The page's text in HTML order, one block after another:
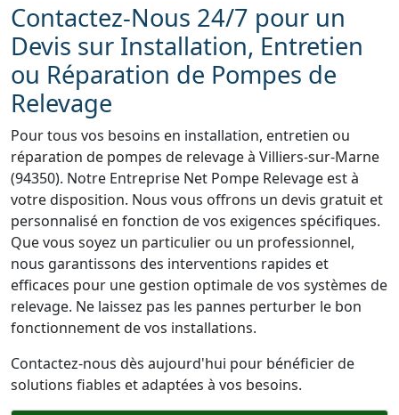
Contactez-Nous 24/7 pour un
Devis sur Installation, Entretien
ou Réparation de Pompes de
Relevage
Pour tous vos besoins en installation, entretien ou
réparation de pompes de relevage à Villiers-sur-Marne
(94350). Notre Entreprise Net Pompe Relevage est à
votre disposition. Nous vous offrons un devis gratuit et
personnalisé en fonction de vos exigences spécifiques.
Que vous soyez un particulier ou un professionnel,
nous garantissons des interventions rapides et
efficaces pour une gestion optimale de vos systèmes de
relevage. Ne laissez pas les pannes perturber le bon
fonctionnement de vos installations.
Contactez-nous dès aujourd'hui pour bénéficier de
solutions fiables et adaptées à vos besoins.